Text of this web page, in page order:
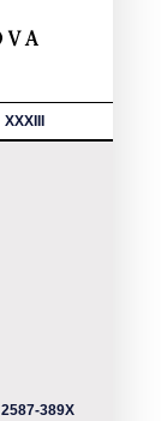
XXXIII
389X